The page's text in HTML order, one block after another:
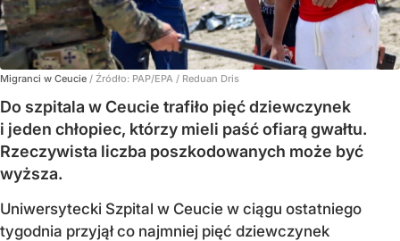
Migranci w Ceucie / Źródło: PAP/EPA / Reduan Dris
Do szpitala w Ceucie trafiło pięć dziewczynek
i jeden chłopiec, którzy mieli paść ofiarą gwałtu.
Rzeczywista liczba poszkodowanych może być
wyższa.
Uniwersytecki Szpital w Ceucie w ciągu ostatniego
tygodnia przyjął co najmniej pięć dziewczynek